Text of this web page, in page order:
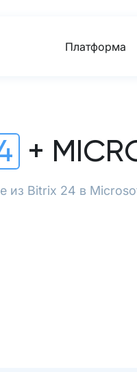
Платформа
+
из Bitrix 24 в